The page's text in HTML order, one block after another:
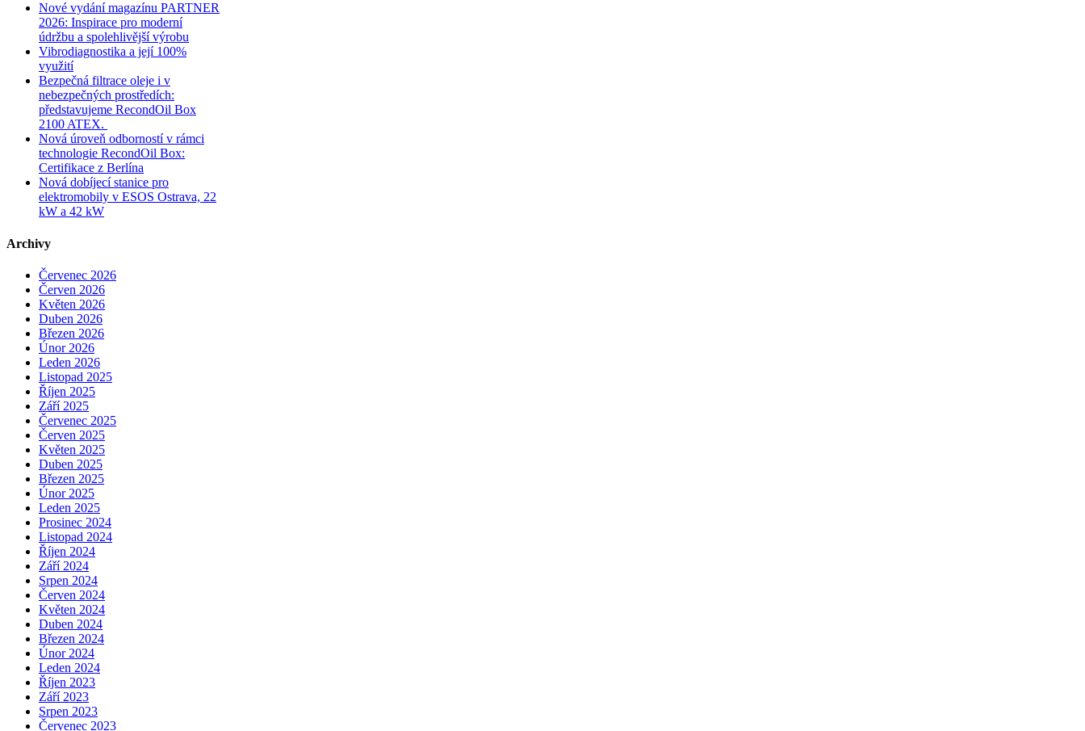
Nové vydání magazínu PARTNER
2026: Inspirace pro moderní
údržbu a spolehlivější výrobu
Vibrodiagnostika a její 100%
využití
Bezpečná filtrace oleje i v
nebezpečných prostředích:
představujeme RecondOil Box
2100 ATEX.
Nová úroveň odborností v rámci
technologie RecondOil Box:
Certifikace z Berlína
Nová dobíjecí stanice pro
elektromobily v ESOS Ostrava, 22
kW a 42 kW
Archivy
Červenec 2026
Červen 2026
Květen 2026
Duben 2026
Březen 2026
Únor 2026
Leden 2026
Listopad 2025
Říjen 2025
Září 2025
Červenec 2025
Červen 2025
Květen 2025
Duben 2025
Březen 2025
Únor 2025
Leden 2025
Prosinec 2024
Listopad 2024
Říjen 2024
Září 2024
Srpen 2024
Červen 2024
Květen 2024
Duben 2024
Březen 2024
Únor 2024
Leden 2024
Říjen 2023
Září 2023
Srpen 2023
Červenec 2023